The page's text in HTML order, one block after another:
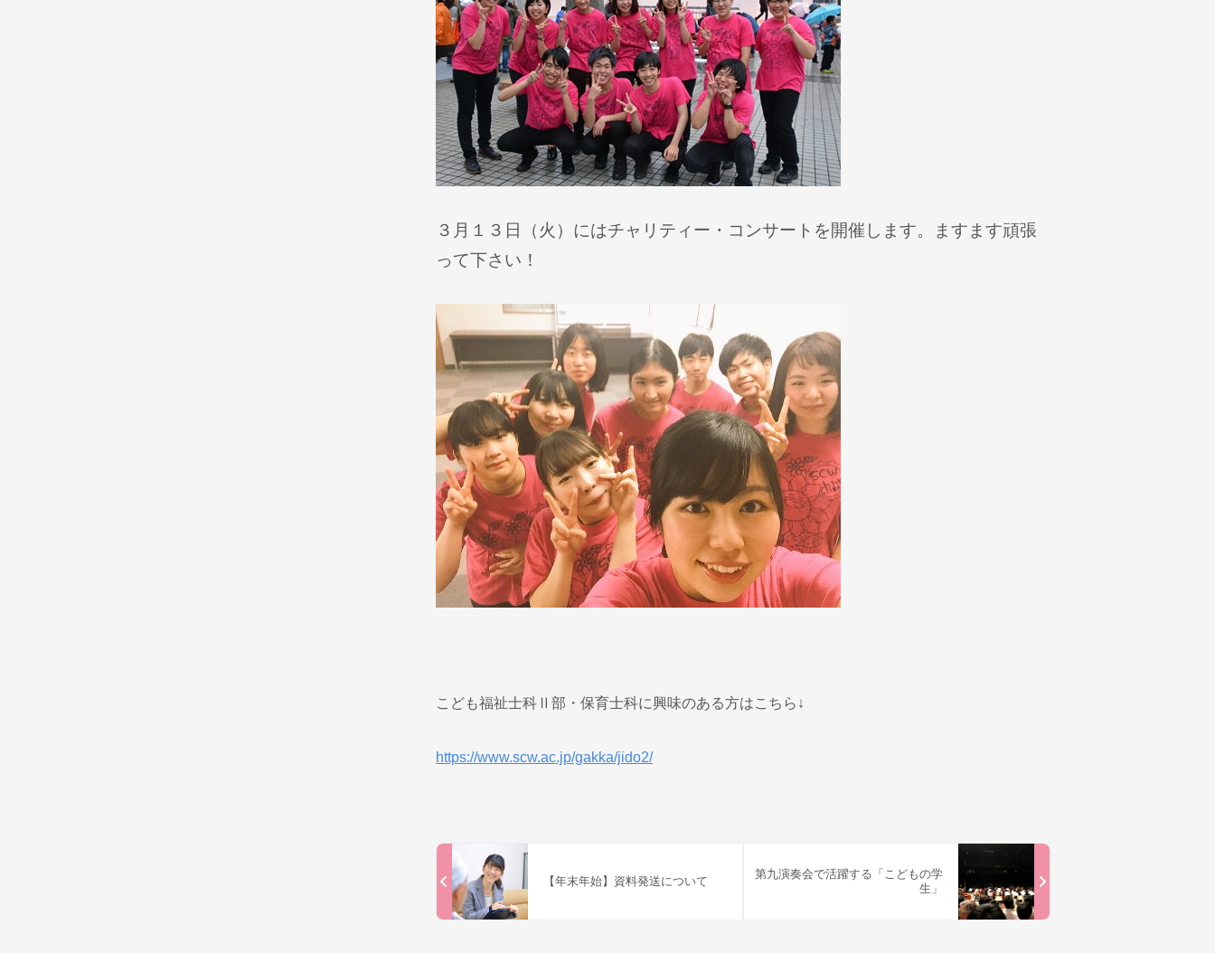
３月１３日（火）にはチャリティー・コンサートを開催します。ますます頑張
って下さい！
こども福祉士科Ⅱ部・保育士科に興味のある方はこちら↓
https://www.scw.ac.jp/gakka/jido2/
【年末年始】資料発送について
第九演奏会で活躍する「こどもの学
生」